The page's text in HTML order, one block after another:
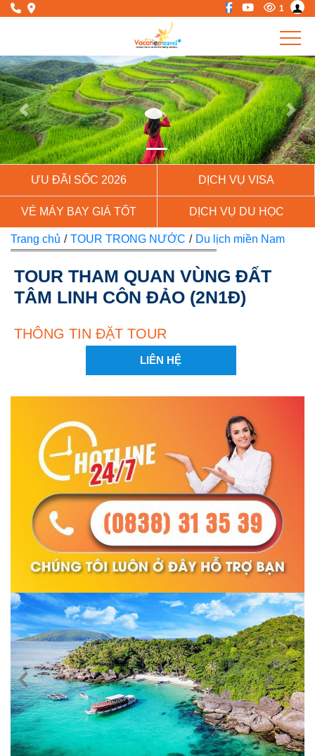
1
Previous Next
ƯU ĐÃI SỐC 2026 DỊCH VỤ VISA
VÉ MÁY BAY GIÁ TỐT DỊCH VỤ DU HỌC
Trang chủ / TOUR TRONG NƯỚC / Du lịch miền Nam
TOUR THAM QUAN VÙNG ĐẤT
TÂM LINH CÔN ĐẢO (2N1Đ)
Previous Next
THÔNG TIN ĐẶT TOUR